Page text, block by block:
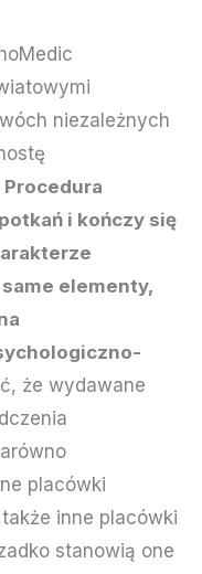
niezależnych
Procedura
i kończy się
elementy,
że wydawane
placówki
inne placówki
stanowią one